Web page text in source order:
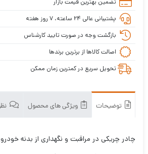
پشتیبانی عالی ۲۴ ساعته، ۷ روز هفته
بازگشت وجه در صورت تایید کارشناس
اصالت کالاها از برترین برندها
تحویل سریع در کمترین زمان ممکن
توضیحات ویژگی های محصول
چادر چریکی در مراقبت و نگهداری از بدنه